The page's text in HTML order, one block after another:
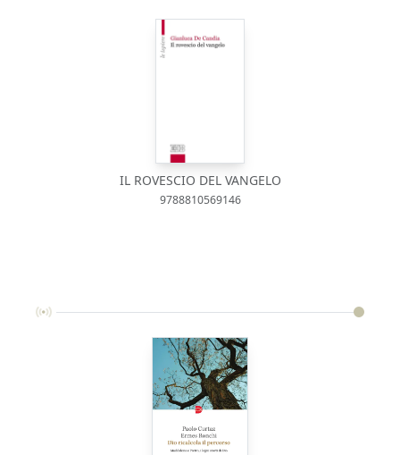
IL ROVESCIO DEL VANGELO
9788810569146